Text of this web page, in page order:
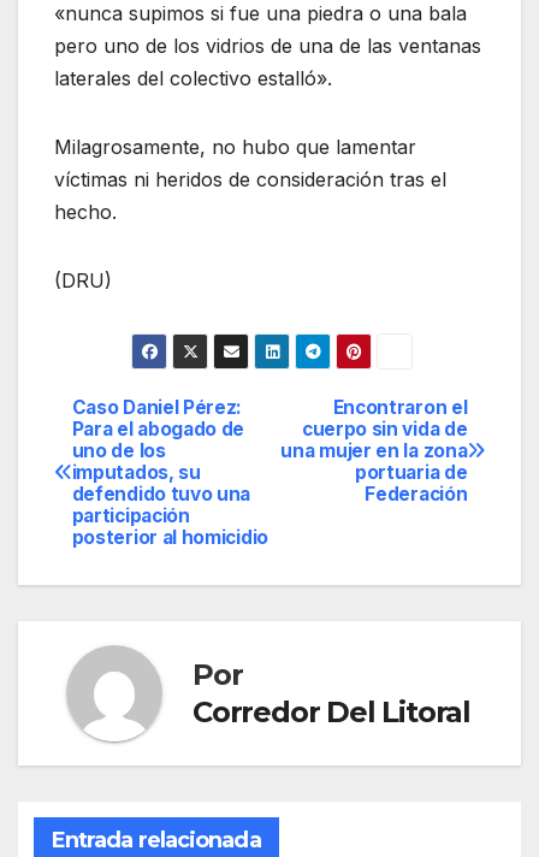
«nunca supimos si fue una piedra o una bala
pero uno de los vidrios de una de las ventanas
laterales del colectivo estalló».
Milagrosamente, no hubo que lamentar
víctimas ni heridos de consideración tras el
hecho.
(DRU)
Navegación
de
entradas
Encontraron el
cuerpo sin vida de
una mujer en la zona
portuaria de
Federación
Caso Daniel Pérez:
Para el abogado de
uno de los
imputados, su
defendido tuvo una
participación
posterior al homicidio
Por
Corredor Del Litoral
Entrada relacionada